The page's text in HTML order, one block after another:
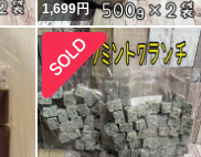
1,699円